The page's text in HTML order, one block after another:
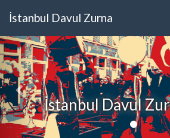
İstanbul Davul Zurna
İstanbul Davul